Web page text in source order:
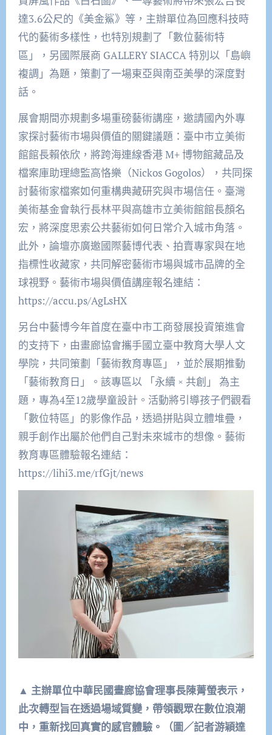
達3.6公尺的《美金鯊》等，主辦單位為回應科技時
代的藝術多樣性，也特別規劃了「數位藝術特
區」，另國際展商 GALLERY SIACCA 特別以「島嶼
複調」為題，策劃了一場東亞與南亞美學的深度對
話。
展會期間亦規劃多場重磅藝術講座，邀請國內外專
家探討藝術市場與價值的關鍵議題：臺中市立美術
館館長賴依欣，將跨海連線香港 M+ 博物館藏品及
檔案庫助理總監高恪樂（Nickos Gogolos），共同探
討藝術家檔案如何重構典藏研究與市場信任。臺灣
美術基金會執行長林平與高雄市立美術館館長顏名
宏，將深度思索公共藝術如何日常介入城市角落。
此外，論壇亦廣邀國際藝博代表、拍賣專家與在地
指標性收藏家，共同解密藝術市場與城市品牌的全
球視野。藝術市場與價值講座報名連結：
https://accu.ps/AgLsHX
另台中藝博今年首度在臺中市工商發展投資策進會
的支持下，由畫廊協會攜手國立臺中教育大學人文
學院，共同策劃「藝術教育專區」，並於展期推動
「藝術教育日」。該專區以 「永續 × 共創」 為主
題，專為4至12歲學童設計。活動將引導孩子們觀看
「數位特區」的影像作品，透過拼貼與立體堆疊，
親手創作出屬於他們自己對未來城市的想像。藝術
教育專區體驗報名連結：
https://lihi3.me/rfGjt/news
▲ 主辦單位中華民國畫廊協會理事長陳菁螢表示，
此次轉型旨在透過場域質變，帶領觀眾在數位浪潮
中，重新找回真實的感官體驗。（圖／記者游穎達